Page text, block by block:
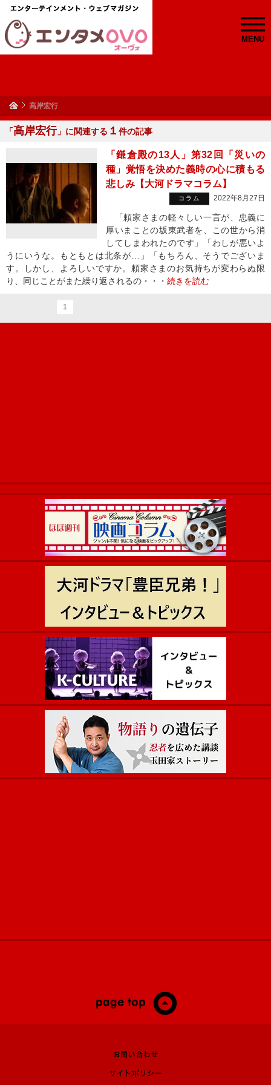
MENU
高岸宏行
「高岸宏行」に関連する １ 件の記事
「鎌倉殿の13人」第32回「災いの
種」覚悟を決めた義時の心に積もる
悲しみ【大河ドラマコラム】
コラム 2022年8月27日
「頼家さまの軽々しい一言が、忠義に
厚いまことの坂東武者を、この世から消
してしまわれたのです」「わしが悪いよ
うにいうな。もともとは北条が…」「もちろん、そうでございま
す。しかし、よろしいですか。頼家さまのお気持ちが変わらぬ限
り、同じことがまた繰り返されるの・・・ 続きを読む
1